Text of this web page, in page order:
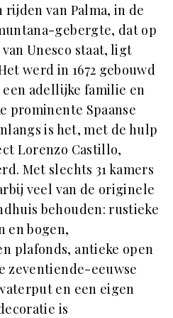
van Palma, in de
gebergte, dat op
Unesco staat, ligt
werd in 1672 gebouwd
adellijke familie en
prominente Spaanse
is het, met de hulp
Lorenzo Castillo,
Met slechts 31 kamers
veel van de originele
behouden: rustieke
en bogen,
plafonds, antieke open
zeventiende-eeuwse
en een eigen
is